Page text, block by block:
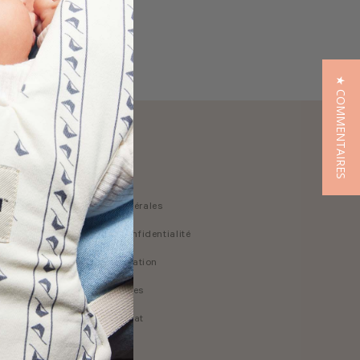
Explore
Juridique
Conditions générales
Politique de confidentialité
Droit de rétractation
Mentions Légales
Résilier le contrat
★ COMMENTAIRES